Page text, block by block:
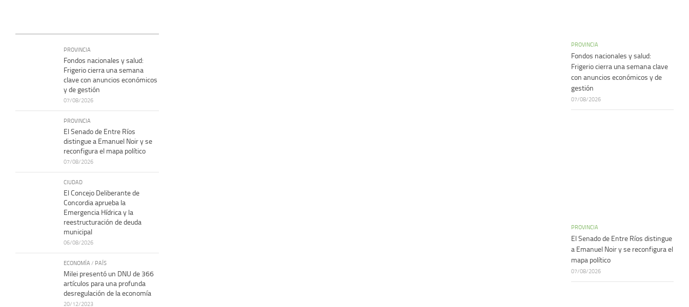
PROVINCIA
Fondos nacionales y salud:
Frigerio cierra una semana
clave con anuncios económicos
y de gestión
07/08/2026
PROVINCIA
El Senado de Entre Ríos
distingue a Emanuel Noir y se
reconfigura el mapa político
07/08/2026
CIUDAD
El Concejo Deliberante de
Concordia aprueba la
Emergencia Hídrica y la
reestructuración de deuda
municipal
06/08/2026
ECONOMÍA / PAÍS
Milei presentó un DNU de 366
artículos para una profunda
desregulación de la economía
20/12/2023
PROVINCIA
Fondos nacionales y salud:
Frigerio cierra una semana clave
con anuncios económicos y de
gestión
07/08/2026
PROVINCIA
El Senado de Entre Ríos distingue
a Emanuel Noir y se reconfigura el
mapa político
07/08/2026